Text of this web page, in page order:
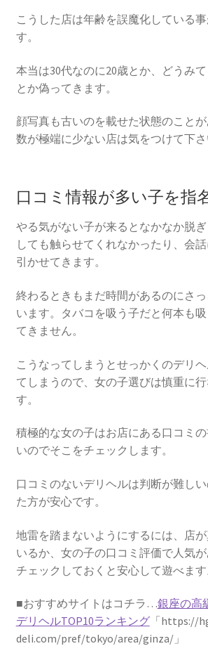
こうした店は年齢を誤魔化している
す。
本当は30代なのに20歳とか、どうみ
とか偽ってきます。
顔写真も古いのを載せた状態のこと
数が極端に少ない店は気をつけて下さ
口コミ情報が多い子を指
やる気がない子が来るとなかなか脱
しても触らせてくれなかったり、会
引かせてきます。
終わるときもまだ時間があるのにさ
います。タバコを吸う子だと何本も
てきません。
こうなってしまうとせっかくのデリ
てしまうので、女の子選びは慎重に
す。
積極的な女の子はお店にある口コミ
いのでそこをチェックします。
口コミのないデリヘルは判断が難し
た方が安心です。
地雷を踏まないようにするには、店
いるか、女の子の口コミ評価で人気
チェックしておくと安心して遊べます
■おすすめサイトはコチラ…銀座の高
デリヘルTOP10ランキング「https://
deli.com/pref/tokyo/area/ginza/」